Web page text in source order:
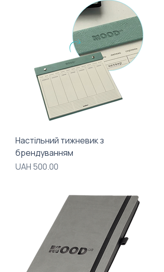
Настільний тижневик з
брендуванням
Price
UAH 500.00